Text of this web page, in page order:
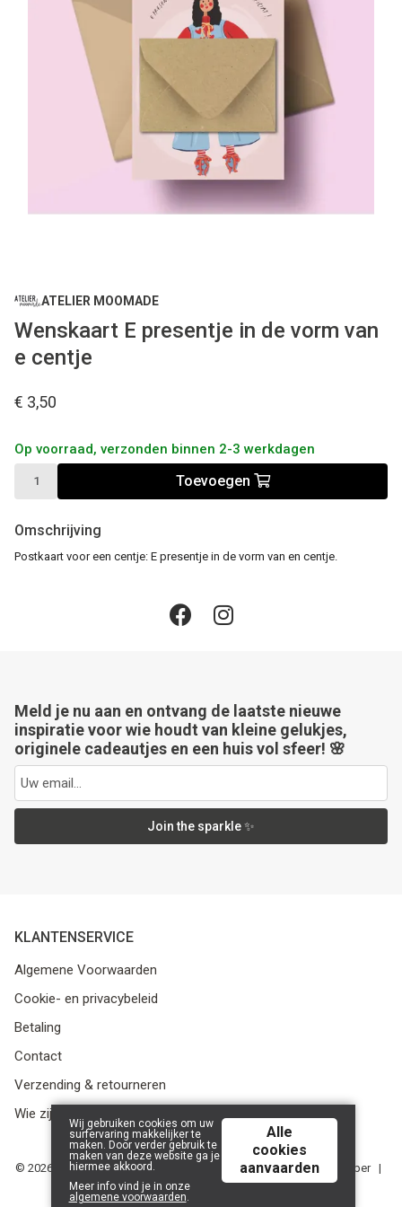
ATELIER MOOMADE
Wenskaart E presentje in de vorm van
e centje
€ 3,50
Op voorraad, verzonden binnen 2-3 werkdagen
Toevoegen
Omschrijving
Postkaart voor een centje: E presentje in de vorm van en centje.
Meld je nu aan en ontvang de laatste nieuwe
inspiratie voor wie houdt van kleine gelukjes,
originele cadeautjes en een huis vol sfeer! 🌸
Join the sparkle ✨
KLANTENSERVICE
Algemene Voorwaarden
Cookie- en privacybeleid
Betaling
Contact
Verzending & retourneren
Wie zijn we?
© 2026 Media Service bv - BE 0438 614 796 - RPR Gent, afdeling Ieper |
Powered by
Tilroy.
Wij gebruiken cookies om uw
surfervaring makkelijker te
maken. Door verder gebruik te
maken van deze website ga je
hiermee akkoord.
Meer info vind je in onze
algemene voorwaarden.
Alle
cookies
aanvaarden